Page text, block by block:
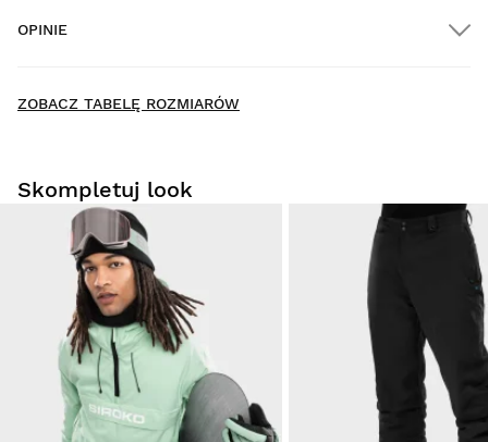
Ze względów higienicznych, możemy zaakceptować
wymianę lub zwrot tego produktu pod warunkiem, że
był on używany, a oryginalne opakowanie jest nienaruszone
OPINIE
ZOBACZ TABELĘ ROZMIARÓW
Skompletuj look